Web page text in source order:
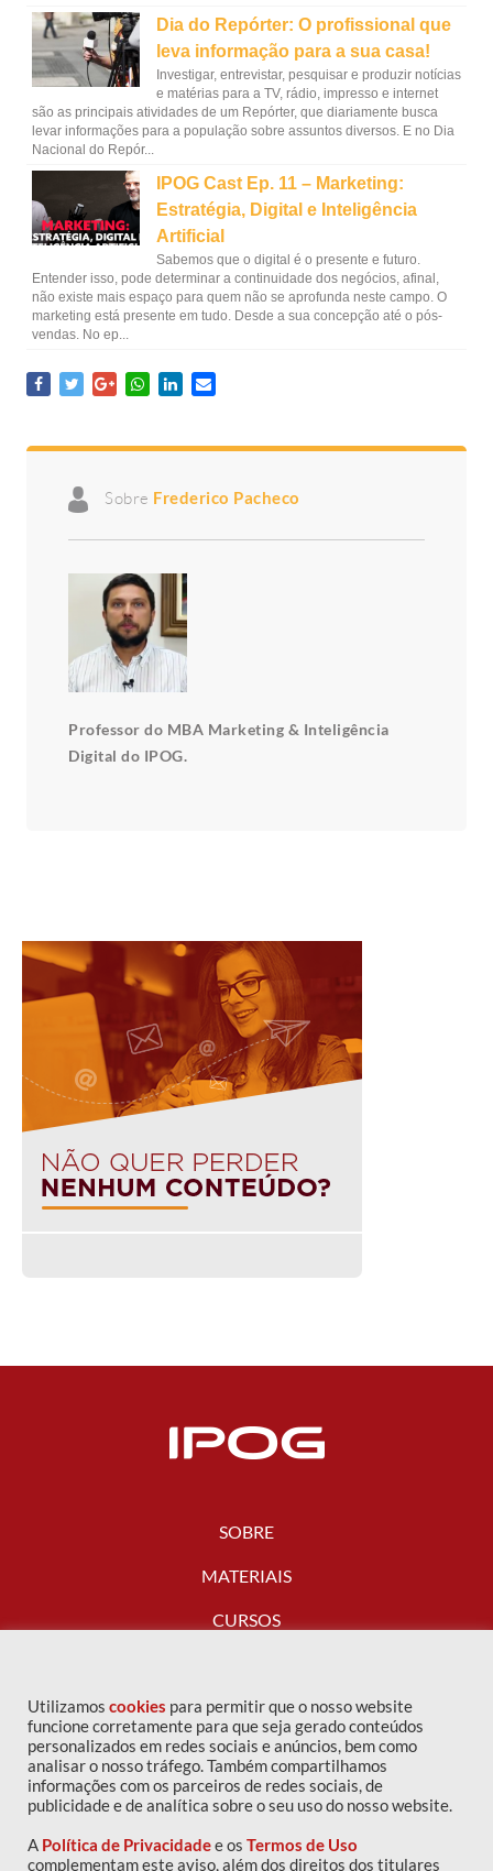
Dia do Repórter: O profissional que
leva informação para a sua casa!
Investigar, entrevistar, pesquisar e produzir notícias
e matérias para a TV, rádio, impresso e internet
são as principais atividades de um Repórter, que diariamente busca
levar informações para a população sobre assuntos diversos. E no Dia
Nacional do Repór...
IPOG Cast Ep. 11 – Marketing:
Estratégia, Digital e Inteligência
Artificial
Sabemos que o digital é o presente e futuro.
Entender isso, pode determinar a continuidade dos negócios, afinal,
não existe mais espaço para quem não se aprofunda neste campo. O
marketing está presente em tudo. Desde a sua concepção até o pós-
vendas. No ep...
Sobre Frederico Pacheco
Professor do MBA Marketing & Inteligência
Digital do IPOG.
SOBRE
MATERIAIS
CURSOS
FALE CONOSCO
Utilizamos cookies para permitir que o nosso website
funcione corretamente para que seja gerado conteúdos
personalizados em redes sociais e anúncios, bem como
analisar o nosso tráfego. Também compartilhamos
informações com os parceiros de redes sociais, de
publicidade e de analítica sobre o seu uso do nosso website.
A Política de Privacidadee os Termos de Uso
complementam este aviso, além dos direitos dos titulares